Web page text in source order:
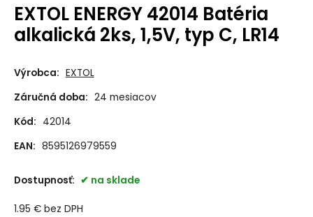
EXTOL ENERGY 42014 Batéria
alkalická 2ks, 1,5V, typ C, LR14
Výrobca: EXTOL
Záručná doba: 24 mesiacov
Kód: 42014
EAN: 8595126979559
Dostupnosť: na sklade
1.95 € bez DPH